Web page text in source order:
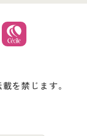
を禁じます。